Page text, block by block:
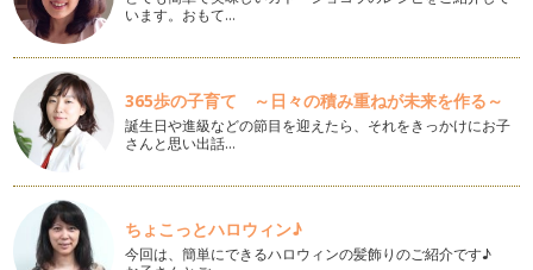
【離乳食後期～・卵不使用】ひなまつりの牛乳プリン
３月は桃の節句、雛祭りの季節ですね。初節句の赤ちゃんにも
食べさせてあげられる寒天…
【1歳半～・卵不使用】チョコレートいらずのガトーショコラ
♪
２月になるとバレンタインですね。今回の記事はおなじみのガ
トーショコラを、子どもも食べられる…
【1歳半～・卵不使用】あったかほっこりアンパンマン肉まん
こどもたちの大好きなアンパンマン。寒い時期にぴったりの肉
まんに変身させてみました♪ …
います。おもて…
365歩の子育て ～日々の積み重ねが未来を作る～
誕生日や進級などの節目を迎えたら、それをきっかけにお子
さんと思い出話…
ちょこっとハロウィン♪
今回は、簡単にできるハロウィンの髪飾りのご紹介です♪